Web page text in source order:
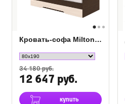
Кровать-софа Milton с ящиком
34 180 руб.
12 647 руб.
купить